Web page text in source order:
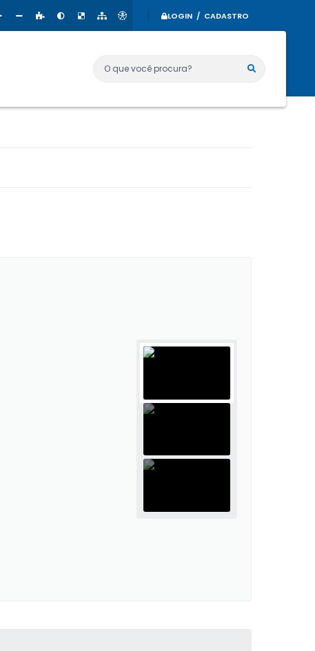
LOGIN / CADASTRO
O que você procura?